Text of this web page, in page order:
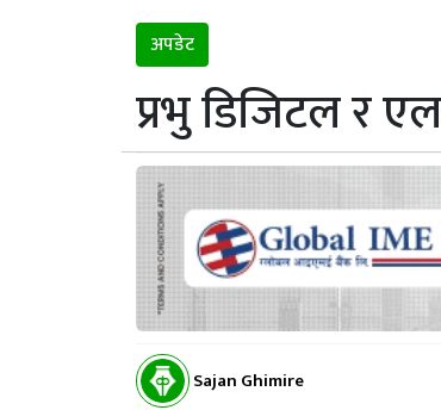
अपडेट
प्रभु डिजिटल र
Sajan Ghimire